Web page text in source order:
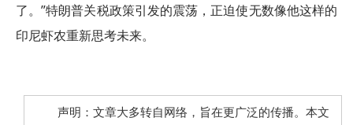
了。”特朗普关税政策引发的震荡，正迫使无数像他这样的
印尼虾农重新思考未来。
声明：文章大多转自网络，旨在更广泛的传播。本文